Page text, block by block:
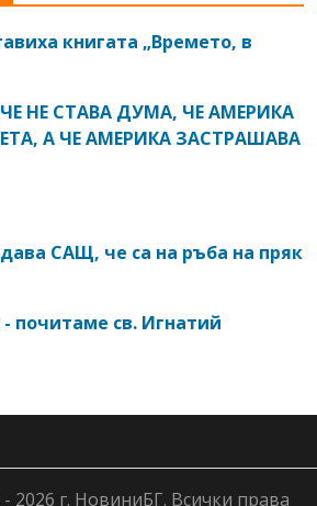
книгата „Времето, в
НЕ СТАВА ДУМА, ЧЕ АМЕРИКА
А ЧЕ АМЕРИКА ЗАСТРАШАВА
САЩ, че са на ръба на пряк
почитаме св. Игнатий
2026 г. НовиниБГ. Всички права